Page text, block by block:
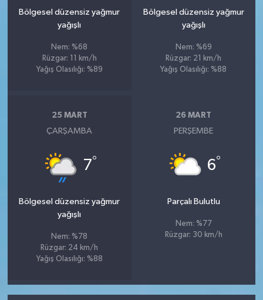
Bölgesel düzensiz yağmur
yağışlı
Nem: %68
Rüzgar: 11 km/h
Yağış Olasılığı: %89
Bölgesel düzensiz yağmur
yağışlı
Nem: %69
Rüzgar: 21 km/h
Yağış Olasılığı: %88
25 MART
ÇARŞAMBA
7°
Bölgesel düzensiz yağmur
yağışlı
Nem: %78
Rüzgar: 24 km/h
Yağış Olasılığı: %88
26 MART
PERŞEMBE
6°
Parçalı Bulutlu
Nem: %77
Rüzgar: 30 km/h